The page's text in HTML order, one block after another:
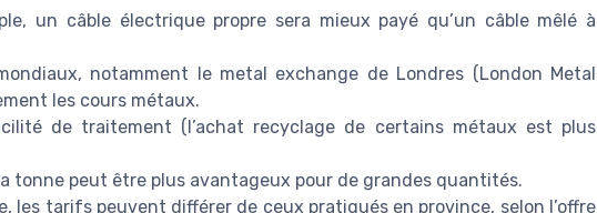
un câble électrique propre sera mieux payé qu’un câble mêlé à
notamment le metal exchange de Londres (London Metal
les cours métaux.
de traitement (l’achat recyclage de certains métaux est plus
tonne peut être plus avantageux pour de grandes quantités.
les tarifs peuvent différer de ceux pratiqués en province, selon l’offre